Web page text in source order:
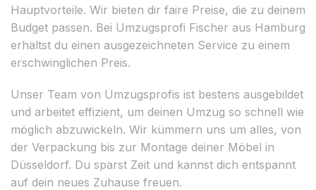
Hauptvorteile. Wir bieten dir faire Preise, die zu deinem
Budget passen. Bei Umzugsprofi Fischer aus Hamburg
erhältst du einen ausgezeichneten Service zu einem
erschwinglichen Preis.
Unser Team von Umzugsprofis ist bestens ausgebildet
und arbeitet effizient, um deinen Umzug so schnell wie
möglich abzuwickeln. Wir kümmern uns um alles, von
der Verpackung bis zur Montage deiner Möbel in
Düsseldorf. Du sparst Zeit und kannst dich entspannt
auf dein neues Zuhause freuen.